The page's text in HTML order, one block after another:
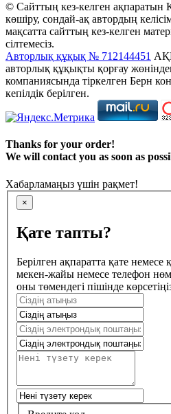
© Сайттың кез-келген
көшіру, сондай-ақ автордың
мақсатта сайттың кез-келген
сілтемесіз.
Авторлық құқық № 712144451
авторлық құқықты қорғау
компаниясында тіркелген Берн
кепілдік берілген.
Thanks for your order!
We will contact you as soon as
Хабарламаңыз үшін рақмет!
×
Қате тапты?
Берілген ақпаратта қате немесе
мекен-жайы немесе телефон
оны төмендегі пішінде